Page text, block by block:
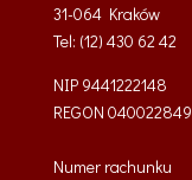
31-064 Kraków
Tel: (12) 430 62 42
NIP 9441222148
REGON 040022849
Numer rachunku